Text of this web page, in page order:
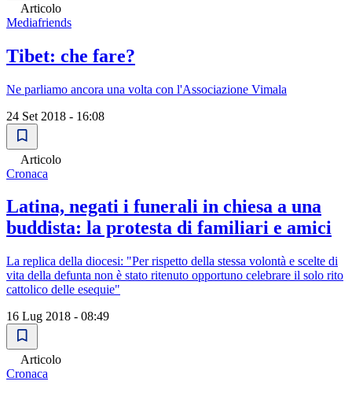
Articolo
Mediafriends
Tibet: che fare?
Ne parliamo ancora una volta con l'Associazione Vimala
24 Set 2018 - 16:08
Articolo
Cronaca
Latina, negati i funerali in chiesa a una
buddista: la protesta di familiari e amici
La replica della diocesi: "Per rispetto della stessa volontà e scelte di
vita della defunta non è stato ritenuto opportuno celebrare il solo rito
cattolico delle esequie"
16 Lug 2018 - 08:49
Articolo
Cronaca